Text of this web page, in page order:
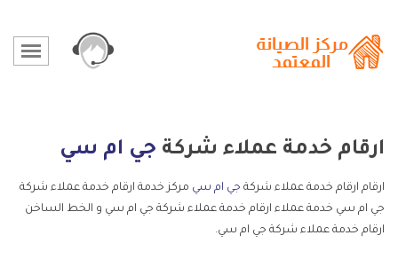
ارقام خدمة عملاء شركة جي ام سي
ارقام ارقام خدمة عملاء شركة جي ام سي مركز خدمة ارقام خدمة عملاء شركة
جي ام سي خدمة عملاء ارقام خدمة عملاء شركة جي ام سي و الخط الساخن
ارقام خدمة عملاء شركة جي ام سي.